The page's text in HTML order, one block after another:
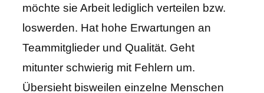
möchte sie Arbeit lediglich verteilen bzw.
loswerden. Hat hohe Erwartungen an
Teammitglieder und Qualität. Geht
mitunter schwierig mit Fehlern um.
Übersieht bisweilen einzelne Menschen